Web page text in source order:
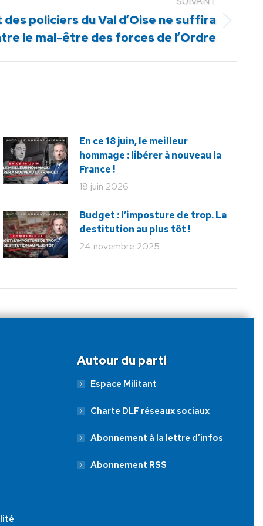
policiers du Val d’Oise ne suffira
le mal-être des forces de l’Ordre
En ce 18 juin, le meilleur
hommage : libérer à nouveau la
France !
18 juin 2026
Budget : l’imposture de trop. La
destitution au plus tôt !
24 novembre 2025
Autour du parti
Espace Militant
Charte DLF réseaux sociaux
Abonnement à la lettre d’infos
Abonnement RSS